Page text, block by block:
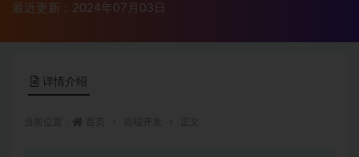
最近更新：2024年07月03日
详情介绍